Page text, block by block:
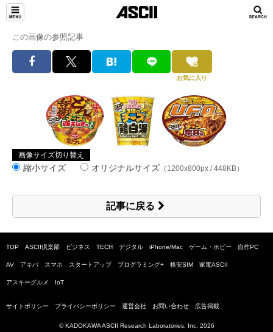
この画像の参照記事
お気に入り
画像サイズ切り替え
縮小サイズ オリジナルサイズ （1200x800px / 448KB）
記事に戻る
TOP ASCII倶楽部 ビジネス TECH デジタル iPhone/Mac ゲーム・ホビー 自作PC
AV アキバ スマホ スタートアップ プログラミング+ 格安SIM 家電ASCII
アスキーグルメ IoT
サイトポリシー プライバシーポリシー 運営会社 お問い合わせ 広告掲載
© KADOKAWA ASCII Research Laboratories, Inc. 2026